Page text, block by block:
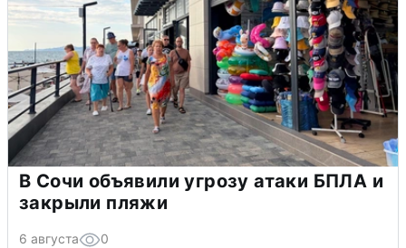
В Сочи объявили угрозу атаки БПЛА и
закрыли пляжи
6 августа 0